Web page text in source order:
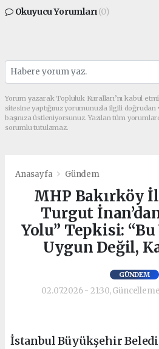
Okuyucu Yorumları(0)
Yorum yazarak Topluluk Kuralları’nı kabul
sitesine yaptığınız yorumunuzla ilgili
başınıza üstleniyorsunuz. Yazılan tüm
sorumlu tutulamaz.
Anasayfa Gündem
MHP Bakırköy
Turgut
Yolu” Tepkisi: “Bu
Uygun Değil,
GÜNDEM
02.07.2026 - 21:30,
İstanbul Büyükşehir